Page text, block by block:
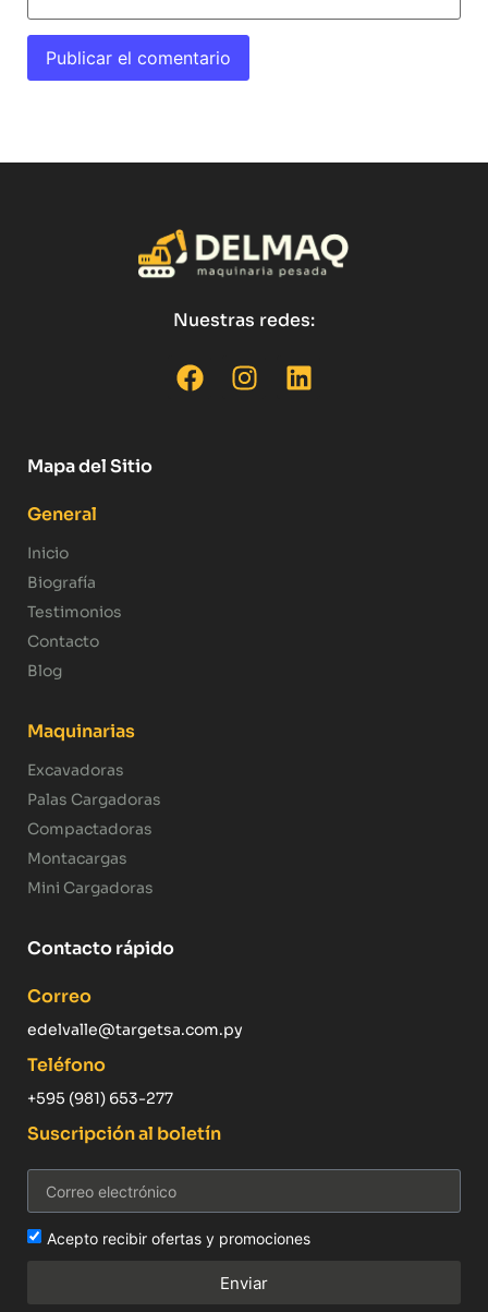
Nuestras redes:
Mapa del Sitio
General
Inicio
Biografía
Testimonios
Contacto
Blog
Maquinarias
Excavadoras
Palas Cargadoras
Compactadoras
Montacargas
Mini Cargadoras
Contacto rápido
Correo
edelvalle@targetsa.com.py
Teléfono
+595 (981) 653-277
Suscripción al boletín
Acepto recibir ofertas y promociones
Enviar